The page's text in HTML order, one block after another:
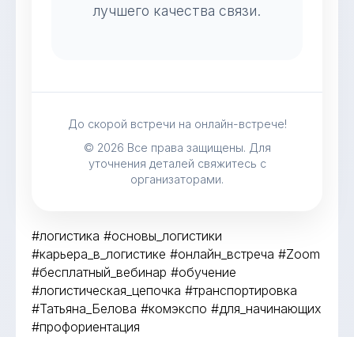
лучшего качества связи.
До скорой встречи на онлайн-встрече!
© 2026 Все права защищены. Для
уточнения деталей свяжитесь с
организаторами.
#логистика #основы_логистики
#карьера_в_логистике #онлайн_встреча #Zoom
#бесплатный_вебинар #обучение
#логистическая_цепочка #транспортировка
#Татьяна_Белова #комэкспо #для_начинающих
#профориентация